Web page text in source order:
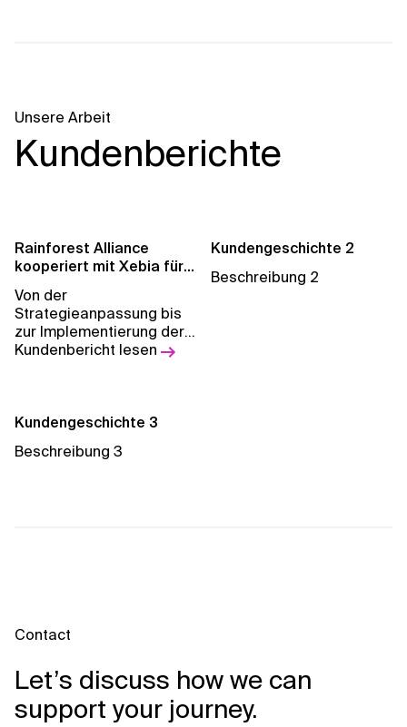
Unsere Arbeit
Kundenberichte
Rainforest Alliance
kooperiert mit Xebia für
Zukunft
Von der
Strategieanpassung bis
zur Implementierung der
Plattform - Xebia hilft der
Kundenbericht lesen
Kundengeschichte 2
Beschreibung 2
Kundengeschichte 3
Beschreibung 3
Contact
Let’s discuss how we can
support your journey.